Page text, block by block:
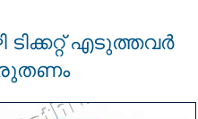
ടിക്കറ്റ് എടുത്തവര്‍